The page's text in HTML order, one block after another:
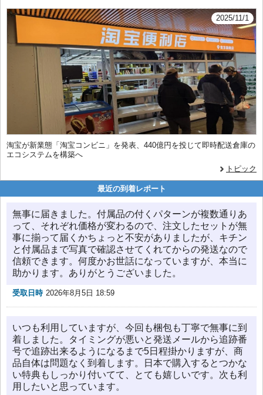
2025/11/1
淘宝が新業態「淘宝コンビニ」を発表、440億円を投じて即時配送倉庫の
エコシステムを構築へ
トピック
最近の到着レポート
無事に届きました。付属品の付くパターンが複数通りあ
って、それぞれ価格が変わるので、注文したセットが無
事に揃って届くかちょっと不安がありましたが、キチン
と付属品まで写真で確認させてくれてからの発送なので
信頼できます。何度かお世話になっていますが、本当に
助かります。ありがとうございました。
受取日時 2026年8月5日 18:59
いつも利用していますが、今回も梱包も丁寧で無事に到
着しました。タイミングが悪いと発送メールから追跡番
号で追跡出来るようになるまで5日程掛かりますが、商
品自体は問題なく到着します。日本で購入するとつかな
い特典もしっかり付いてて、とても嬉しいです。次も利
用したいと思っています。